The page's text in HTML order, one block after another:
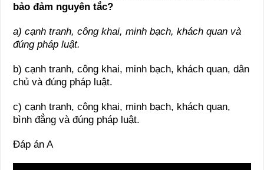
bảo đảm nguyên tắc?
a) cạnh tranh, công khai, minh bạch, khách quan và
đúng pháp luật.
b) cạnh tranh, công khai, minh bạch, khách quan, dân
chủ và đúng pháp luật.
c) cạnh tranh, công khai, minh bạch, khách quan,
bình đẳng và đúng pháp luật.
Đáp án A